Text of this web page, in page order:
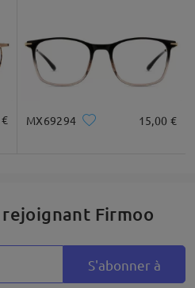
MX69294 15,00 €
Firmoo
S'abonner à